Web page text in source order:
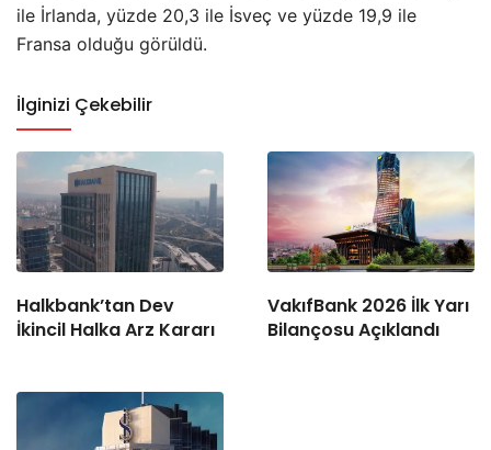
ile İrlanda, yüzde 20,3 ile İsveç ve yüzde 19,9 ile
Fransa olduğu görüldü.
İlginizi Çekebilir
Halkbank’tan Dev
İkincil Halka Arz Kararı
VakıfBank 2026 İlk Yarı
Bilançosu Açıklandı